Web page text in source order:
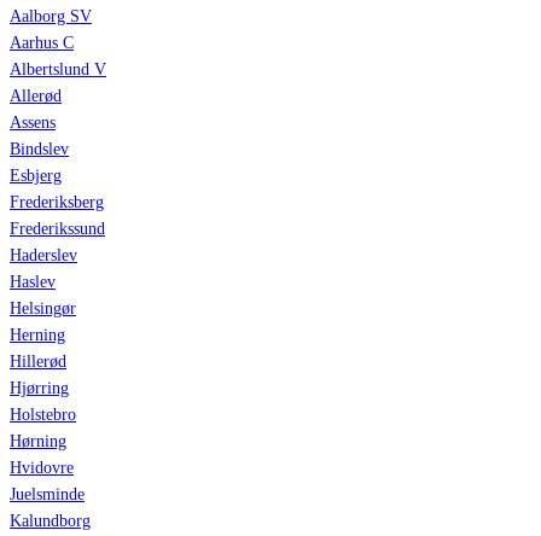
Aalborg SV
Aarhus C
Albertslund V
Allerød
Assens
Bindslev
Esbjerg
Frederiksberg
Frederikssund
Haderslev
Haslev
Helsingør
Herning
Hillerød
Hjørring
Holstebro
Hørning
Hvidovre
Juelsminde
Kalundborg